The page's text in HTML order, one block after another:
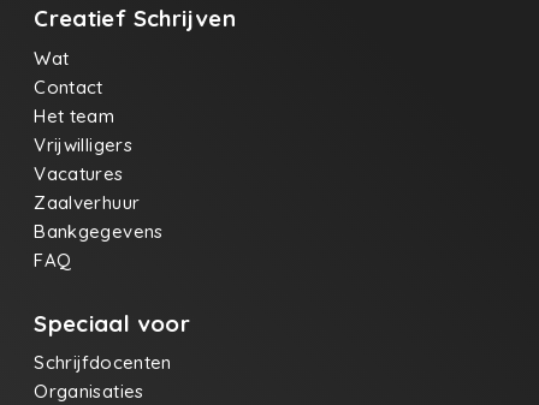
Creatief Schrijven
Wat
Contact
Het team
Vrijwilligers
Vacatures
Zaalverhuur
Bankgegevens
FAQ
Speciaal voor
Schrijfdocenten
Organisaties